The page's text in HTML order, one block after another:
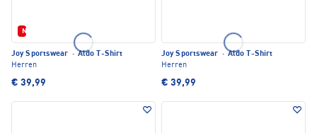
Neu
Joy Sportswear · Aldo T-Shirt
Herren
€ 39,99
Joy Sportswear · Aldo T-Shirt
Herren
€ 39,99